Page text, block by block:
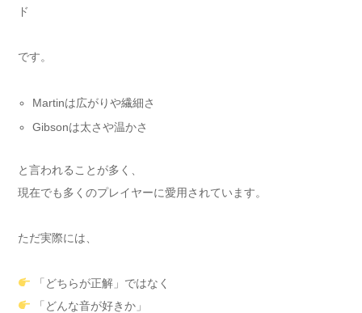
ド
です。
Martinは広がりや繊細さ
Gibsonは太さや温かさ
と言われることが多く、
現在でも多くのプレイヤーに愛用されています。
ただ実際には、
「どちらが正解」ではなく
「どんな音が好きか」